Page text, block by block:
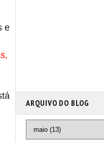
e
ARQUIVO DO BLOG